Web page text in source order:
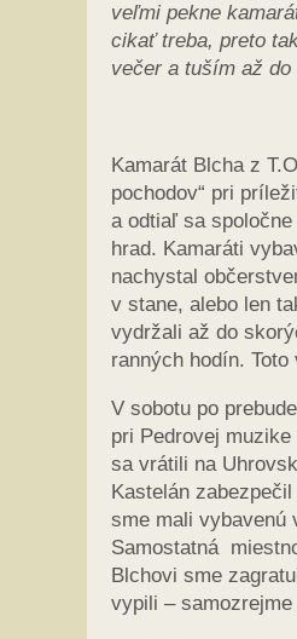
veľmi pekne
cikať treba, preto
večer a tuším až
Kamarát Blcha z
pochodov“ pri
a odtiaľ sa
hrad. Kamaráti
nachystal
v stane, alebo len
vydržali až do
ranných hodín.
V sobotu po
pri Pedrovej
sa vrátili na
Kastelán
sme mali vybavenú
Samostatná
Blchovi sme
vypili –